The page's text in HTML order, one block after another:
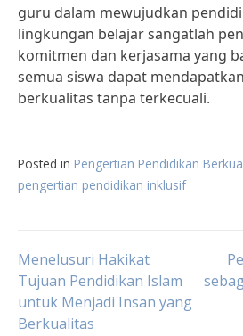
guru dalam mewujudkan
lingkungan belajar sangatlah
komitmen dan kerjasama yang
semua siswa dapat
berkualitas tanpa terkecuali.
Posted in Pengertian Pendidikan
pengertian pendidikan inklusif
Post
navigation
Menelusuri Hakikat
Tujuan Pendidikan Islam
untuk Menjadi Insan yang
Berkualitas